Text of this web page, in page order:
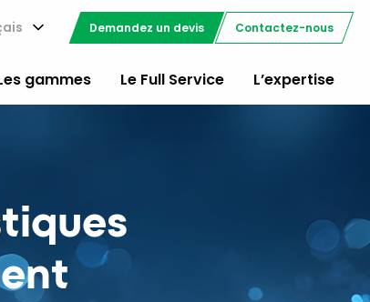
Demandez un devis Contactez-nous
gammes Le Full Service L’expertise